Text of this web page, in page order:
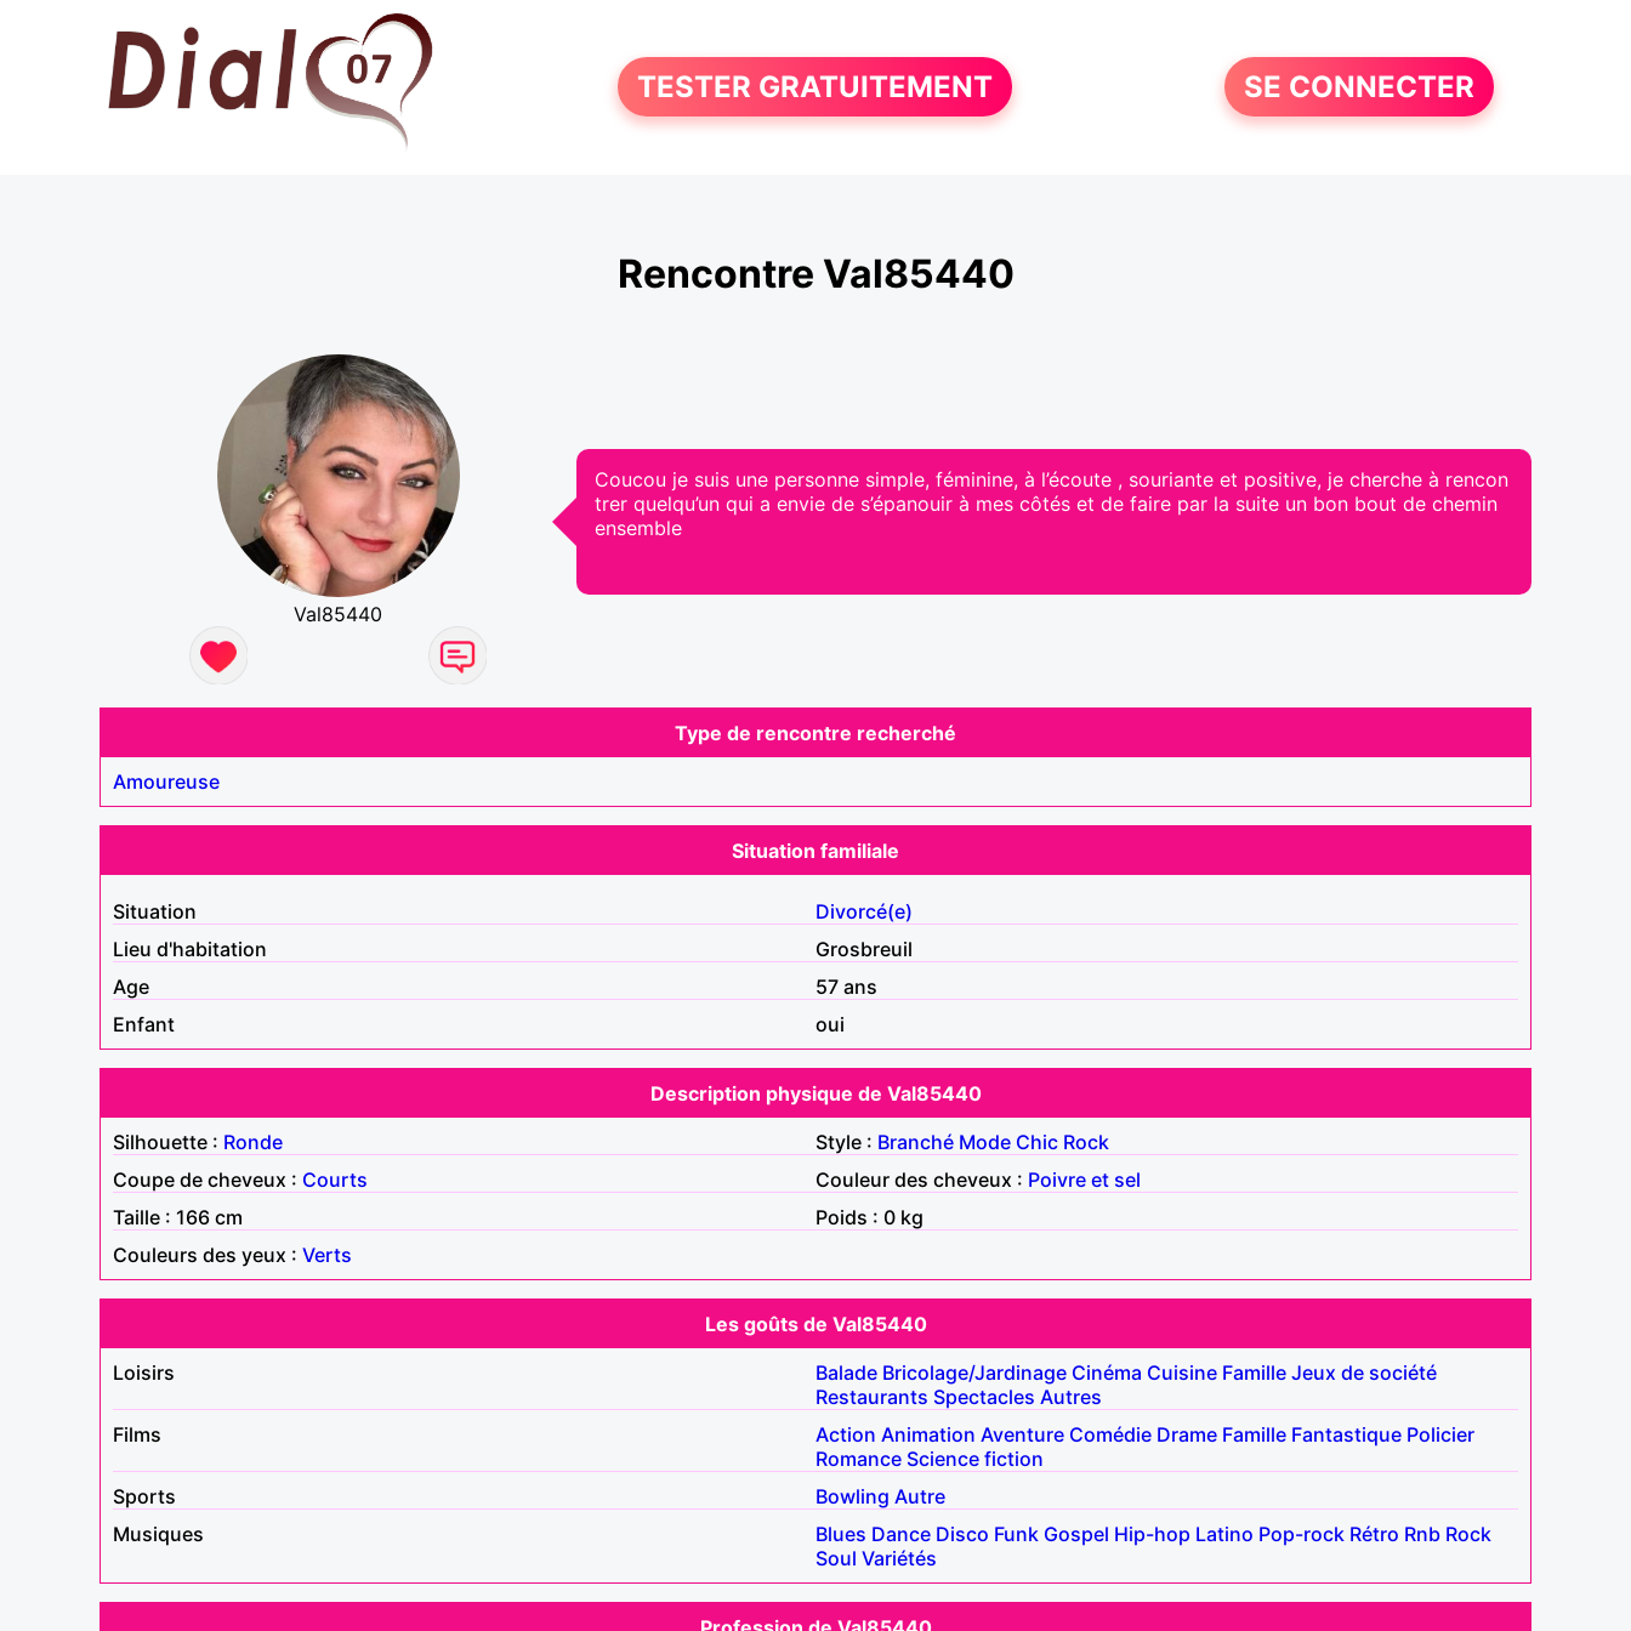
TESTER GRATUITEMENT SE CONNECTER
Rencontre Val85440
Val85440
Coucou je suis une personne simple, féminine, à l’écoute , souriante et positive, je cherche à rencon
trer quelqu’un qui a envie de s’épanouir à mes côtés et de faire par la suite un bon bout de chemin
ensemble
Type de rencontre recherché
Amoureuse
Situation familiale
Situation
Divorcé(e)
Lieu d'habitation
Grosbreuil
Age
57 ans
Enfant
oui
Description physique de Val85440
Silhouette : Ronde Style : Branché Mode Chic Rock
Coupe de cheveux : Courts Couleur des cheveux : Poivre et sel
Taille : 166 cm
Poids : 0 kg
Couleurs des yeux : Verts
Les goûts de Val85440
Loisirs
Balade Bricolage/Jardinage Cinéma Cuisine Famille Jeux de société
Restaurants Spectacles Autres
Films
Action Animation Aventure Comédie Drame Famille Fantastique Policier
Romance Science fiction
Sports
Bowling Autre
Musiques
Blues Dance Disco Funk Gospel Hip-hop Latino Pop-rock Rétro Rnb Rock
Soul Variétés